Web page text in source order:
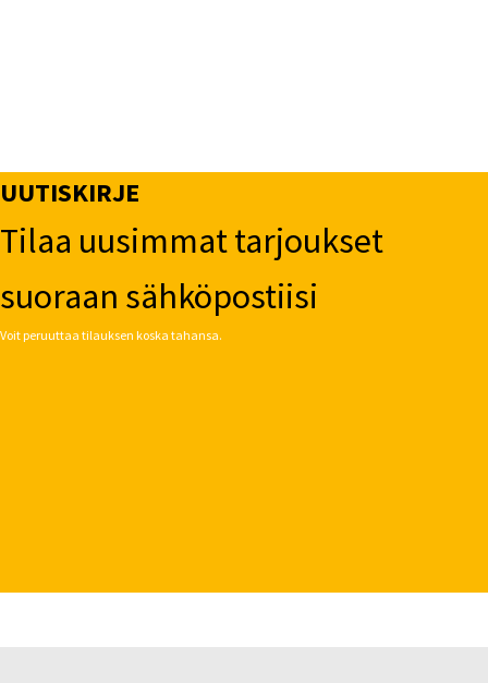
UUTISKIRJE
Tilaa uusimmat tarjoukset
suoraan sähköpostiisi
Voit peruuttaa tilauksen koska tahansa.